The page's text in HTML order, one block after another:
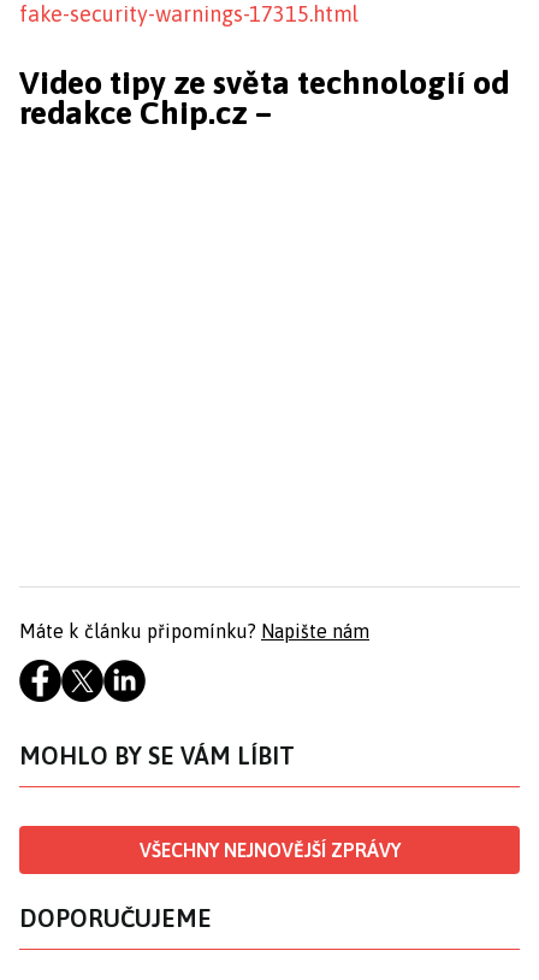
fake-security-warnings-17315.html
Video tipy ze světa technologií od
redakce Chip.cz –
Máte k článku připomínku? Napište nám
MOHLO BY SE VÁM LÍBIT
VŠECHNY NEJNOVĚJŠÍ ZPRÁVY
DOPORUČUJEME